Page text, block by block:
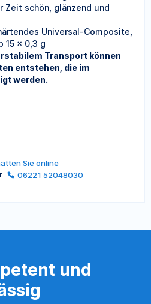
Zeit schön, glänzend und
Universal-Composite,
15 x 0,3 g
Transport können
entstehen, die im
werden.
Sie online
06221 52048030
und